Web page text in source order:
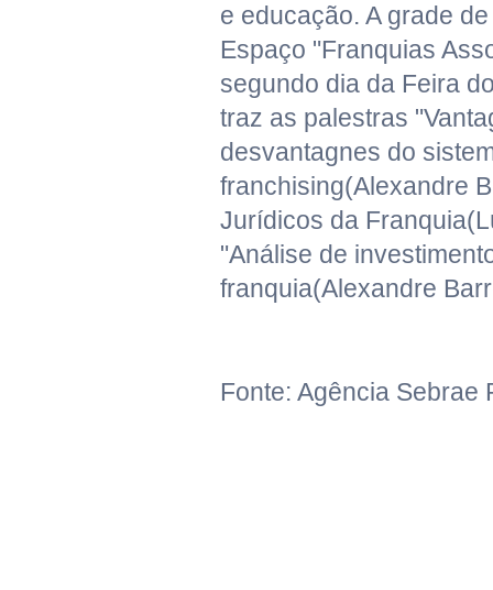
e educação. A grade
Espaço "Franquias
segundo dia da Feira
traz as palestras
desvantagnes do
franchising(Alexandre
Jurídicos da
"Análise de
franquia(Alexandre
Fonte: Agência Sebrae